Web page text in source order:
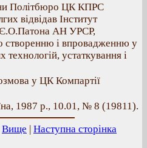
Політбюро ЦК КПРС
відвідав Інститут
Є.О.Патона АН УРСР,
створенню і впровадженню у
устаткування і
у ЦК Компартії
1987 р., 10.01, № 8 (19811).
Вище | Наступна сторінка